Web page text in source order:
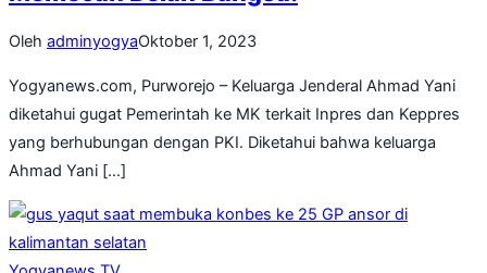
Oleh adminyogyaOktober 1, 2023
Yogyanews.com, Purworejo – Keluarga Jenderal Ahmad Yani
diketahui gugat Pemerintah ke MK terkait Inpres dan Keppres
yang berhubungan dengan PKI. Diketahui bahwa keluarga
Ahmad Yani […]